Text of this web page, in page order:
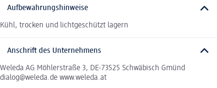
Aufbewahrungshinweise
Kühl, trocken und lichtgeschützt lagern
Anschrift des Unternehmens
Weleda AG Möhlerstraße 3, DE-73525 Schwäbisch Gmünd
dialog@weleda.de www.weleda.at